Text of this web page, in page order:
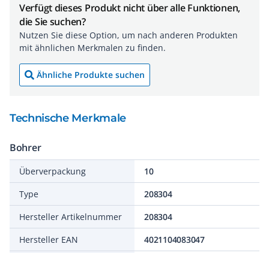
Verfügt dieses Produkt nicht über alle Funktionen,
die Sie suchen?
Nutzen Sie diese Option, um nach anderen Produkten
mit ähnlichen Merkmalen zu finden.
Ähnliche Produkte suchen
Technische Merkmale
Bohrer
Überverpackung
10
Type
208304
Hersteller Artikelnummer
208304
Hersteller EAN
4021104083047